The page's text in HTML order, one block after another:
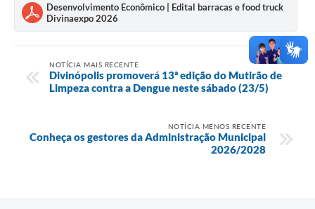
Desenvolvimento Econômico | Edital barracas e food truck
Divinaexpo 2026
NOTÍCIA MAIS RECENTE
Divinópolis promoverá 13ª edição do Mutirão de
Limpeza contra a Dengue neste sábado (23/5)
NOTÍCIA MENOS RECENTE
Conheça os gestores da Administração Municipal
2026/2028